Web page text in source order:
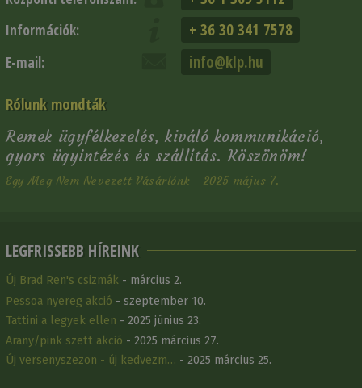
Információk: + 36 30 341 7578
E-mail: info@klp.hu
Rólunk mondták
Remek ügyfélkezelés, kiváló kommunikáció,
gyors ügyintézés és szállítás. Köszönöm!
Egy Meg Nem Nevezett Vásárlónk - 2025 május 7.
LEGFRISSEBB HÍREINK
Új Brad Ren's csizmák - március 2.
Pessoa nyereg akció - szeptember 10.
Tattini a legyek ellen - 2025 június 23.
Arany/pink szett akció - 2025 március 27.
Új versenyszezon - új kedvezm… - 2025 március 25.